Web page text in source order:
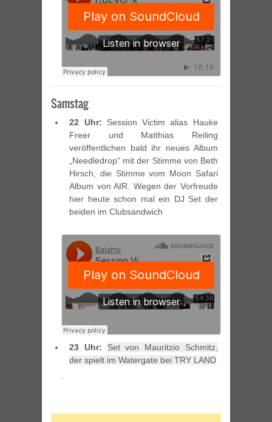
Samstag
22 Uhr: Session Victim alias Hauke
Freer und Matthias Reiling
veröffentlichen bald ihr neues Album
„Needledrop“ mit der Stimme von Beth
Hirsch, die Stimme vom Moon Safari
Album von AIR. Wegen der Vorfreude
hier heute schon mal ein DJ Set der
beiden im Clubsandwich
23 Uhr:
Set von Mauritzio Schmitz,
der spielt im Watergate bei TRY LAND
.